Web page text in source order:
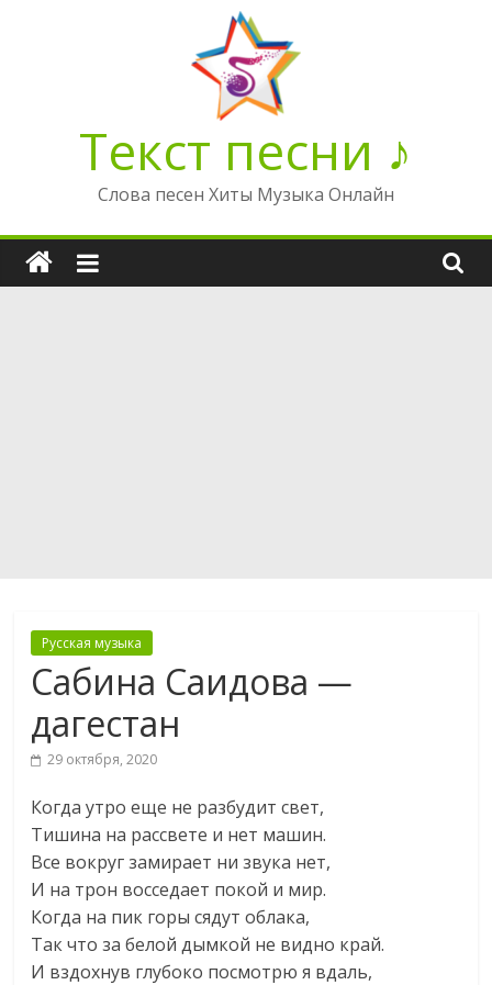
Текст песни ♪
Слова песен Хиты Музыка Онлайн
Русская музыка
Сабина Саидова —
дагестан
29 октября, 2020
Когда утро еще не разбудит свет,
Тишина на рассвете и нет машин.
Все вокруг замирает ни звука нет,
И на трон восседает покой и мир.
Когда на пик горы сядут облака,
Так что за белой дымкой не видно край.
И вздохнув глубоко посмотрю я вдаль,